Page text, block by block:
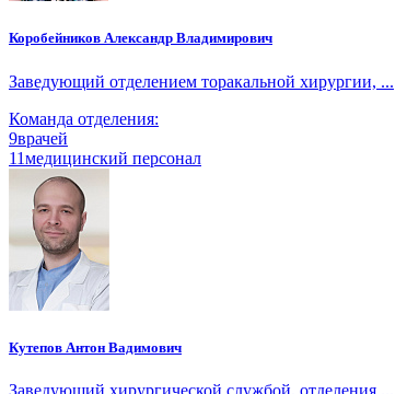
Коробейников Александр Владимирович
Заведующий отделением торакальной хирургии, ...
Команда отделения:
9врачей
11медицинский персонал
Кутепов Антон Вадимович
Заведующий хирургической службой, отделения ...